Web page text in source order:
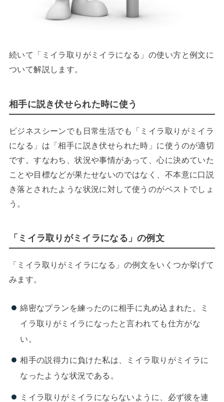
続いて「ミイラ取りがミイラになる」の使い方と例文に
ついて解説します。
相手に説き伏せられた時に使う
ビジネスシーンでも日常生活でも「ミイラ取りがミイラ
になる」は「相手に説き伏せられた時」に使うのが適切
です。すなわち、状況や事情があって、心に決めていた
ことや目標などが果たせないのではなく、不本意に口説
き落とされたような状況に対して使うのがベストでしょ
う。
「ミイラ取りがミイラになる」の例文
「ミイラ取りがミイラになる」の例文をいくつか挙げて
みます。
綿密なプランを練ったのに相手に丸め込まれた。ミ
イラ取りがミイラになったと言われても仕方がな
い。
相手の説得力に負けた私は、ミイラ取りがミイラに
なったような状況である。
ミイラ取りがミイラにならないように、必ず彼を連